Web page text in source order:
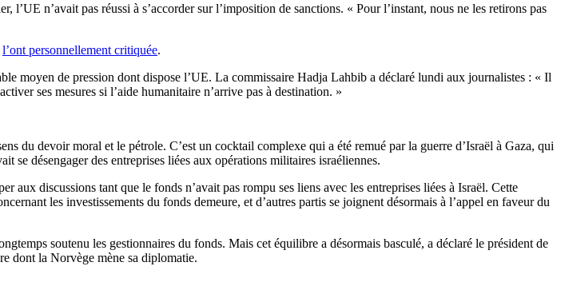
n’avait pas réussi à s’accorder sur l’imposition de sanctions. « Pour l’instant, nous ne les retirons pas
l’ont personnellement critiquée.
moyen de pression dont dispose l’UE. La commissaire Hadja Lahbib a déclaré lundi aux journalistes : « Il
ses mesures si l’aide humanitaire n’arrive pas à destination. »
du devoir moral et le pétrole. C’est un cocktail complexe qui a été remué par la guerre d’Israël à Gaza, qui
désengager des entreprises liées aux opérations militaires israéliennes.
discussions tant que le fonds n’avait pas rompu ses liens avec les entreprises liées à Israël. Cette
les investissements du fonds demeure, et d’autres partis se joignent désormais à l’appel en faveur du
soutenu les gestionnaires du fonds. Mais cet équilibre a désormais basculé, a déclaré le président de
dont la Norvège mène sa diplomatie.